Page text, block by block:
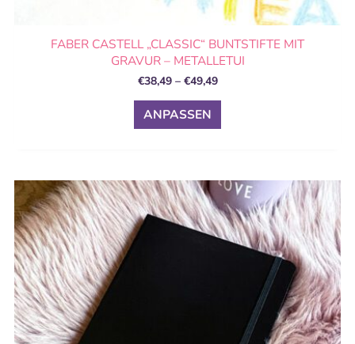
FABER CASTELL „CLASSIC“ BUNTSTIFTE MIT
GRAVUR – METALLETUI
€38,49 – €49,49
ANPASSEN
Preisspanne:
€8,99
bis
€23,99
Dieses
Produkt
weist
mehrere
Varianten
Optionen
können